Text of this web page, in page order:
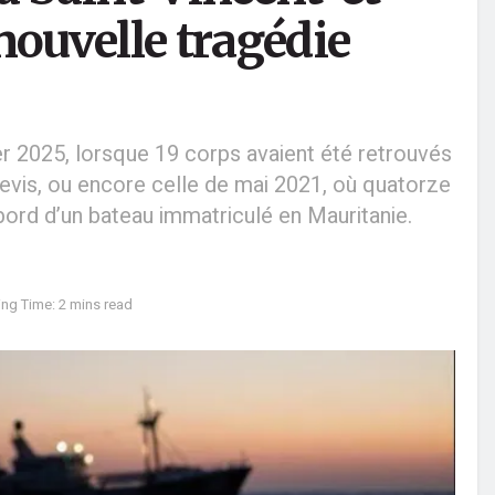
tragédie
2025, lorsque 19 corps avaient été retrouvés
ou encore celle de mai 2021, où quatorze
d’un bateau immatriculé en Mauritanie.
Time: 2 mins read